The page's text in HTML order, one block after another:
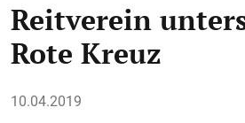
Reitverein
Rote Kreuz
10.04.2019